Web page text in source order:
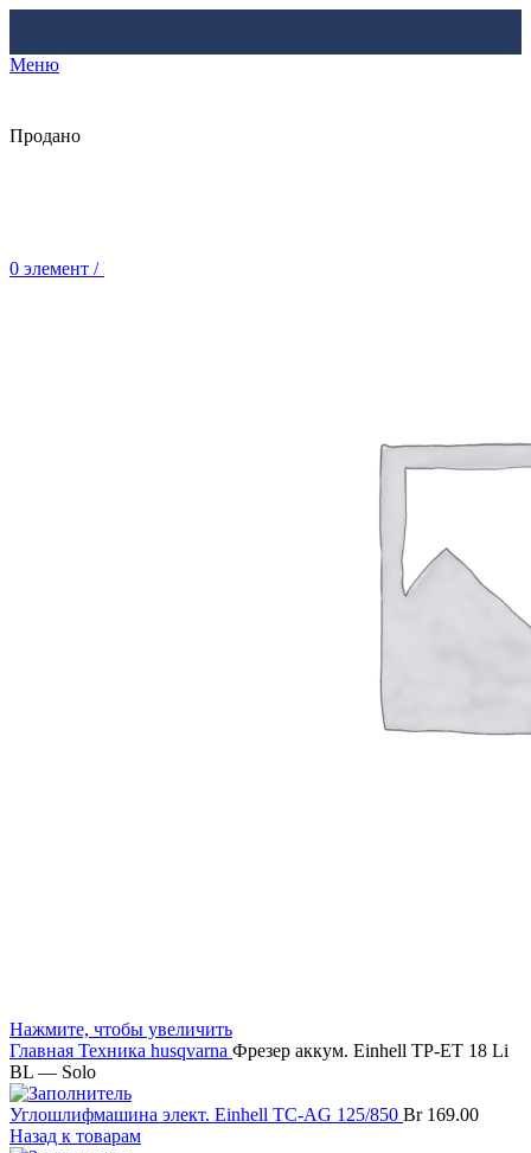
Меню
0 элемент / Br
Продано
Нажмите, чтобы увеличить
Главная Техника husqvarna Фрезер аккум. Einhell TP-ET 18 Li
BL — Solo
Углошлифмашина элект. Einhell TC-AG 125/850 Br169.00
Назад к товарам